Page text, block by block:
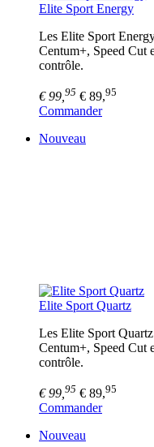
Elite Sport Energy
Les Elite Sport
Centum+, Speed Cut
contrôle.
€ 99, 95 € 89,95
Commander
Nouveau
Elite Sport Quartz
Les Elite Sport
Centum+, Speed Cut
contrôle.
€ 99, 95 € 89,95
Commander
Nouveau